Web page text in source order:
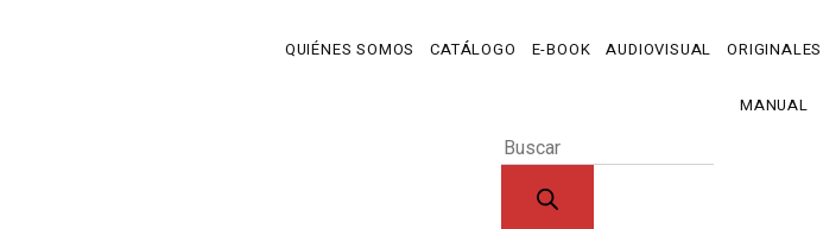
QUIÉNES SOMOS CATÁLOGO E-BOOK AUDIOVISUAL ORIGINALES
MANUAL